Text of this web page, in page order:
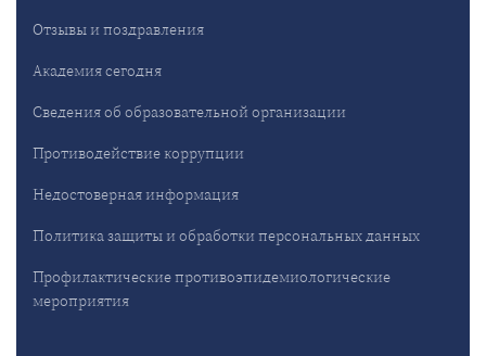
Отзывы и поздравления
Академия сегодня
Сведения об образовательной организации
Противодействие коррупции
Недостоверная информация
Политика защиты и обработки персональных данных
Профилактические противоэпидемиологические
мероприятия